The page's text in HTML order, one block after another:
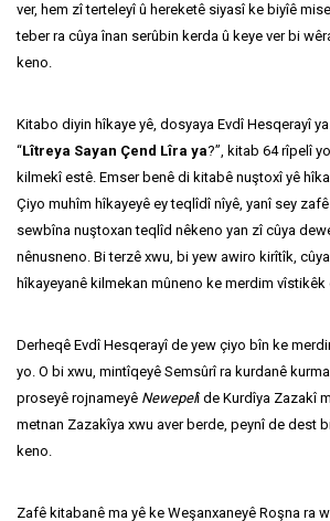
ver, hem zî terteleyî û hereketê siyasî ke biyîê
teber ra cûya înan serûbin kerda û keye ver bi
keno.
Kitabo diyin hîkaye yê, dosyaya Evdî Hesqerayî
“Lîtreya Sayan Çend Lîra ya?”, kitab 64 rîpelî
kilmekî estê. Emser benê di kitabê nuştoxî yê
Çiyo muhîm hîkayeyê ey teqlîdî nîyê, yanî sey
sewbîna nuştoxan teqlîd nêkeno yan zî cûya
nênusneno. Bi terzê xwu, bi yew awiro kirîtîk,
hîkayeyanê kilmekan mûneno ke merdim
Derheqê Evdî Hesqerayî de yew çiyo bîn ke
yo. O bi xwu, mintîqeyê Semsûrî ra kurdanê
proseyê rojnameyê Newepelî de Kurdîya Zazakî
metnan Zazakîya xwu aver berde, peynî de dest
keno.
Zafê kitabanê ma yê ke Weşanxaneyê Roşna ra